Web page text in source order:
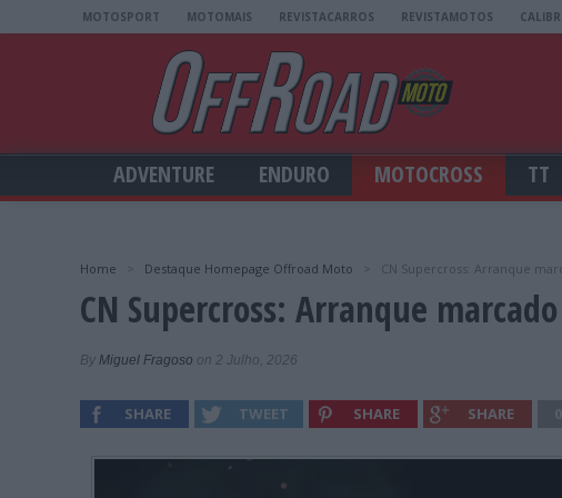
MOTOSPORT MOTOMAIS REVISTACARROS REVISTAMOTOS
ADVENTURE ENDURO MOTOCROSS TT
Home Destaque Homepage Offroad Moto CN Supercross: Arranque
CN Supercross: Arranque
By Miguel Fragoso on 2 Julho, 2026
SHARE TWEET SHARE SHARE